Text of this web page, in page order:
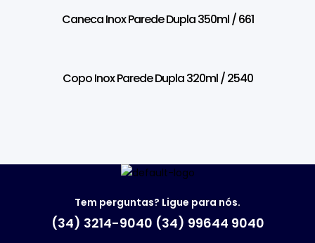
Caneca Inox Parede Dupla 350ml / 661
Copo Inox Parede Dupla 320ml / 2540
Tem perguntas? Ligue para nós.
(34) 3214-9040 (34) 99644 9040